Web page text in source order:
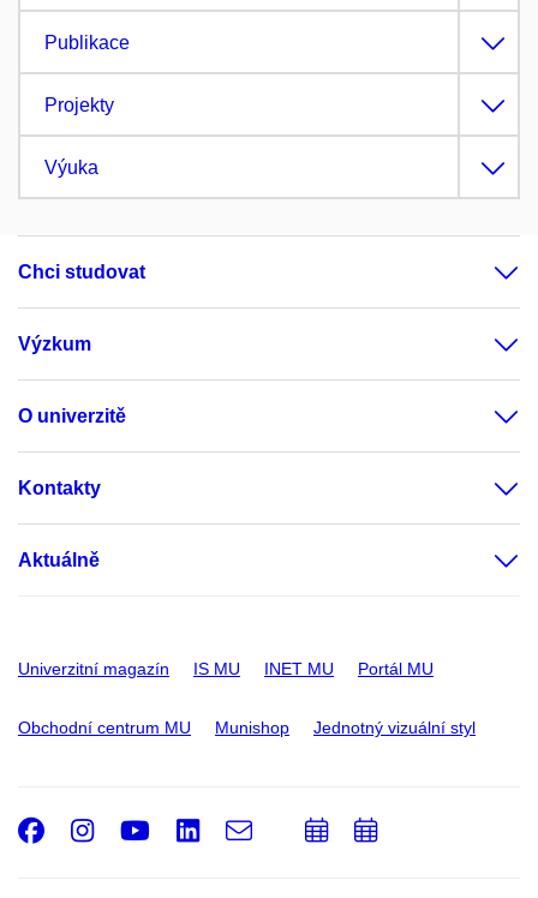
Publikace
Projekty
Výuka
Chci studovat
Výzkum
O univerzitě
Kontakty
Aktuálně
Univerzitní magazín IS MU INET MU Portál MU
Obchodní centrum MU Munishop Jednotný vizuální styl
Facebook
Instagram
Youtube
LinkedIn
e-
PřidatPřidat